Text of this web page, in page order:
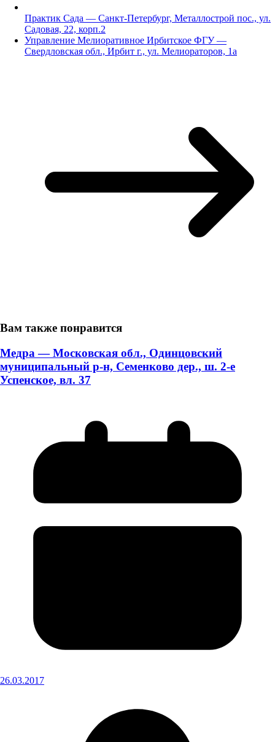
Практик Сада — Санкт-Петербург, Металлострой пос., ул.
Садовая, 22, корп.2
Управление Мелиоративное Ирбитское ФГУ —
Свердловская обл., Ирбит г., ул. Мелиораторов, 1а
Вам также понравится
Медра — Московская обл., Одинцовский
муниципальный р-н, Семенково дер., ш. 2-е
Успенское, вл. 37
26.03.2017